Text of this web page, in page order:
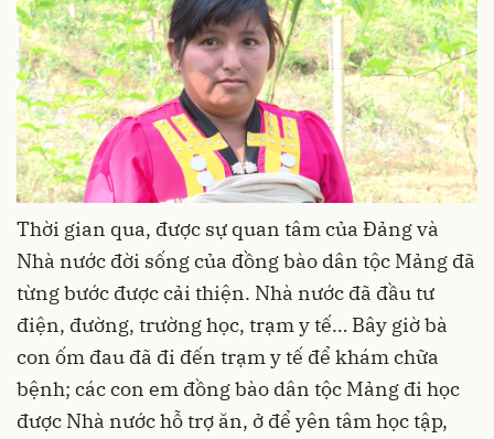
Thời gian qua, được sự quan tâm của Đảng và
Nhà nước đời sống của đồng bào dân tộc Mảng đã
từng bước được cải thiện. Nhà nước đã đầu tư
điện, đường, trường học, trạm y tế… Bây giờ bà
con ốm đau đã đi đến trạm y tế để khám chữa
bệnh; các con em đồng bào dân tộc Mảng đi học
được Nhà nước hỗ trợ ăn, ở để yên tâm học tập,